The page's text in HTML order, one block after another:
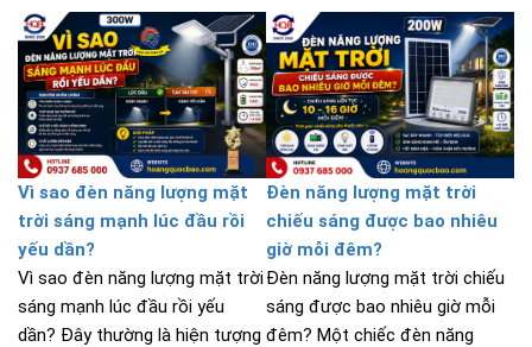
Vì sao đèn năng lượng mặt
trời sáng mạnh lúc đầu rồi
yếu dần?
Vì sao đèn năng lượng mặt trời
sáng mạnh lúc đầu rồi yếu
dần? Đây thường là hiện tượng
Đèn năng lượng mặt trời
chiếu sáng được bao nhiêu
giờ mỗi đêm?
Đèn năng lượng mặt trời chiếu
sáng được bao nhiêu giờ mỗi
đêm? Một chiếc đèn năng